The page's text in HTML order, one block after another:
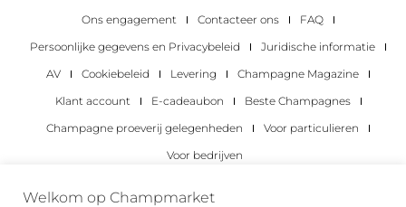
Ons engagement
Contacteer ons
FAQ
Persoonlijke gegevens en Privacybeleid
Juridische informatie
AV
Cookiebeleid Levering
Champagne Magazine
Klant account
E-cadeaubon
Beste Champagnes
Champagne proeverij gelegenheden
Voor particulieren
Voor bedrijven
Copyright 2022 © alle rechten voorbehouden.
Welkom op Champmarket